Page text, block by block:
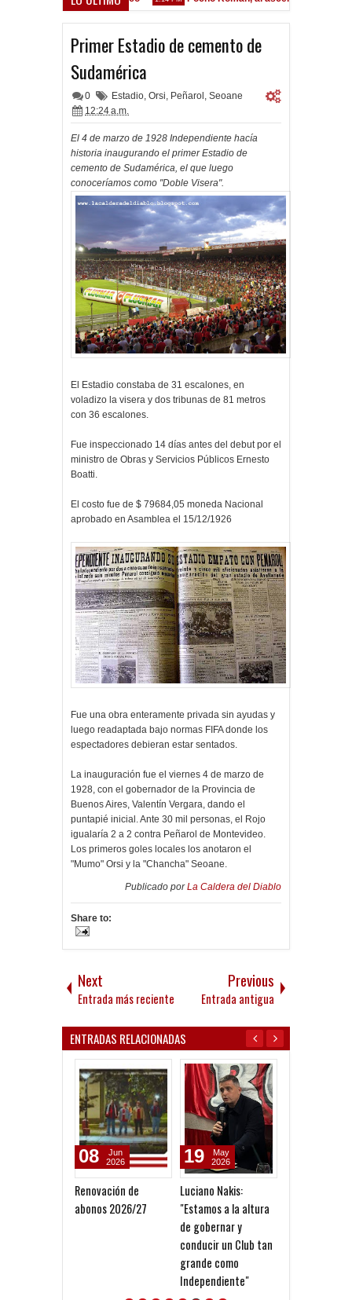
Primer Estadio de cemento de
Sudamérica
0 Estadio, Orsi, Peñarol , Seoane
12:24 a.m.
El 4 de marzo de 1928 Independiente hacía
historia inaugurando el primer Estadio de
cemento de Sudamérica, el que luego
conoceríamos como "Doble Visera".
El Estadio constaba de 31 escalones, en
voladizo la visera y dos tribunas de 81 metros
con 36 escalones.
Fue inspeccionado 14 días antes del debut por el
ministro de Obras y Servicios Públicos Ernesto
Boatti.
El costo fue de $ 79684,05 moneda Nacional
aprobado en Asamblea el 15/12/1926
Fue una obra enteramente privada sin ayudas y
luego readaptada bajo normas FIFA donde los
espectadores debieran estar sentados.
La inauguración fue el viernes 4 de marzo de
1928, con el gobernador de la Provincia de
Buenos Aires, Valentín Vergara, dando el
puntapié inicial. Ante 30 mil personas, el Rojo
igualaría 2 a 2 contra Peñarol de Montevideo.
Los primeros goles locales los anotaron el
"Mumo" Orsi y la "Chancha" Seoane.
Publicado porLa Caldera del Diablo
Share to:
Next
Entrada más reciente
Previous
Entrada antigua
ENTRADAS RELACIONADAS
Renovación de
abonos 2026/27
08
Jun
2026
Luciano Nakis:
"Estamos a la altura
de gobernar y
conducir un Club tan
grande como
Independiente"
19
May
2026